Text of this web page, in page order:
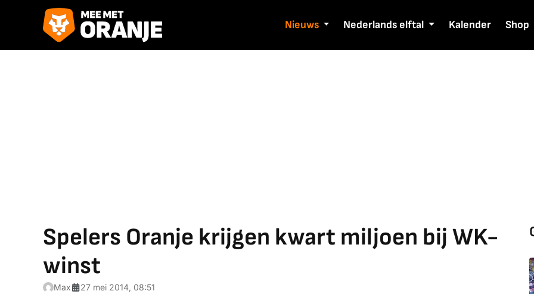
Nieuws Nederlands elftal Kalender Shop
Spelers Oranje krijgen kwart miljoen bij WK-
winst
Max 27 mei 2014, 08:51